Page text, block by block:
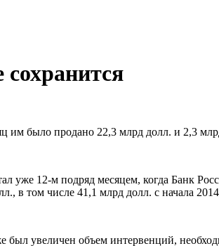
им было продано 22,3 млрд долл. и 2,3
уже 12-м подряд месяцем, когда Банк
в том числе 41,1 млрд долл. с начала
увеличен объем интервенций,